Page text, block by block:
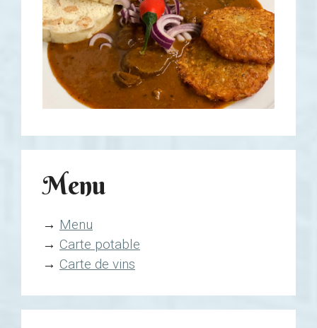
Menu
→ Menu
→ Carte potable
→ Carte de vins